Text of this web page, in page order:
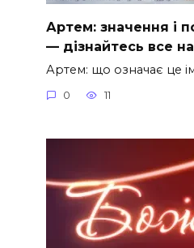
Артем: значення і
— дізнайтесь все на
Артем: що означає це
0 11